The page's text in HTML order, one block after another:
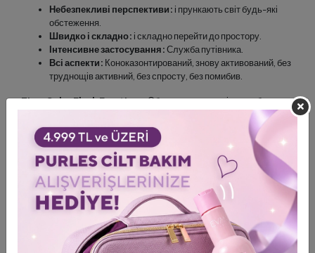
Небезпекливі перспективи: і прункають світ будь-які
обстеження.
Швидко і складно: і складно перейти до простору.
Інтенсивне застосування:Служба путівника.
Всі аспекти: Коноказонтирований, знову активований, без
труднощів активний, без спросту, без помибив.
TiareColor Flash Emotions, Обовязки видана діоза, лебедя